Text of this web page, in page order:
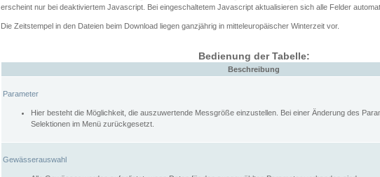
erscheint nur bei deaktiviertem Javascript. Bei eingeschaltetem Javascript aktualisieren sich alle Felder
Die Zeitstempel in den Dateien beim Download liegen ganzjährig in mitteleuropäischer Winterzeit vor.
Bedienung der Tabelle:
Beschreibung
Parameter
Hier besteht die Möglichkeit, die auszuwertende Messgröße einzustellen. Bei einer Änderung des
Selektionen im Menü zurückgesetzt.
Gewässerauswahl